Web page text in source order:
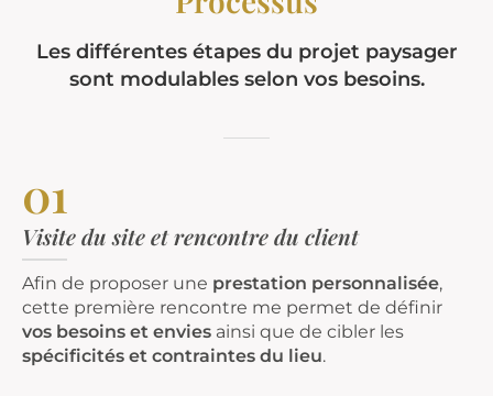
Les différentes étapes du projet paysager
sont modulables selon vos besoins.
01
Visite du site et rencontre du client
Afin de proposer une prestation personnalisée,
cette première rencontre me permet de définir
vos besoins et envies ainsi que de cibler les
spécificités et contraintes du lieu.